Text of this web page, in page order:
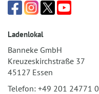
Ladenlokal
Banneke GmbH
Kreuzeskirchstraße 37
45127 Essen
Telefon: +49 201 24771 0